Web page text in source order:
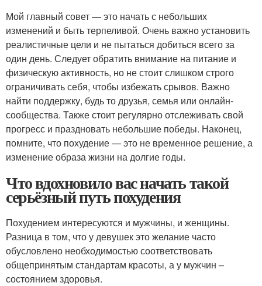
Мой главный совет — это начать с небольших
изменений и быть терпеливой. Очень важно установить
реалистичные цели и не пытаться добиться всего за
один день. Следует обратить внимание на питание и
физическую активность, но не стоит слишком строго
ограничивать себя, чтобы избежать срывов. Важно
найти поддержку, будь то друзья, семья или онлайн-
сообщества. Также стоит регулярно отслеживать свой
прогресс и праздновать небольшие победы. Наконец,
помните, что похудение — это не временное решение, а
изменение образа жизни на долгие годы.
Что вдохновило вас начать такой
серьёзный путь похудения
Похудением интересуются и мужчины, и женщины.
Разница в том, что у девушек это желание часто
обусловлено необходимостью соответствовать
общепринятым стандартам красоты, а у мужчин –
состоянием здоровья.